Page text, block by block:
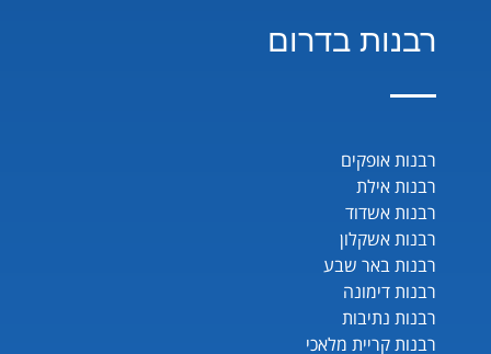
רבנות בדרום
רבנות אופקים
רבנות אילת
רבנות אשדוד
רבנות אשקלון
רבנות באר שבע
רבנות דימונה
רבנות נתיבות
רבנות קריית מלאכי